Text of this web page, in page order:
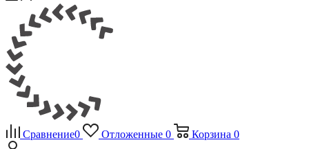
Сравнение0 Отложенные 0 Корзина 0